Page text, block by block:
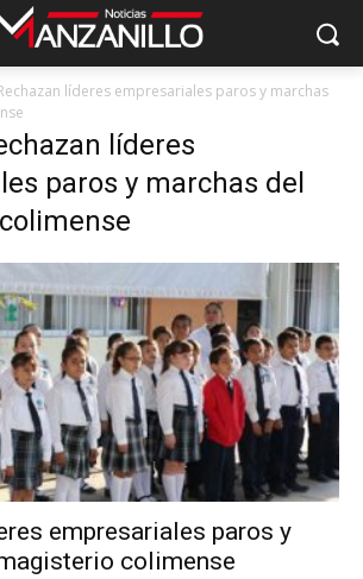
líderes empresariales paros y marchas
líderes
paros y marchas del
empresariales paros y
colimense